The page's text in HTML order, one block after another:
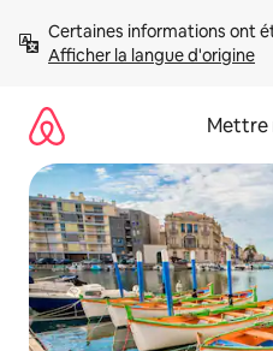
directement
Afficher la langue d'origine
Mettre